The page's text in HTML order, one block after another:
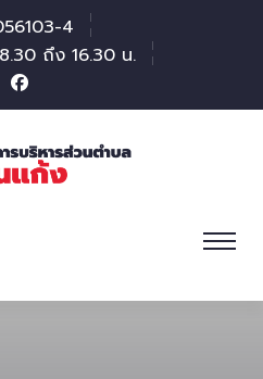
4
ถึง 16.30 น.